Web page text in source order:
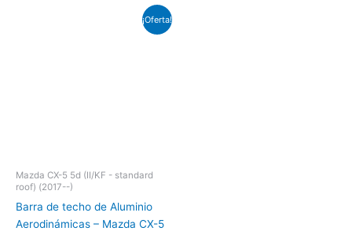
¡Oferta!
Mazda CX-5 5d (II/KF - standard
roof) (2017--)
Barra de techo de Aluminio
Aerodinámicas – Mazda CX-5